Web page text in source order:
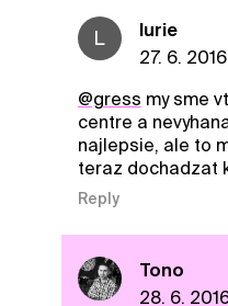
L
lurie
27. 6.
@gress my sme
centre a
najlepsie, ale to
teraz dochadzat
Reply
Tono
28. 6.